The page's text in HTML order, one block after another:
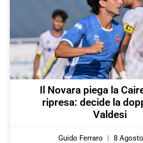
Il Novara piega la
ripresa: decide la
Valdesi
Guido Ferraro 8